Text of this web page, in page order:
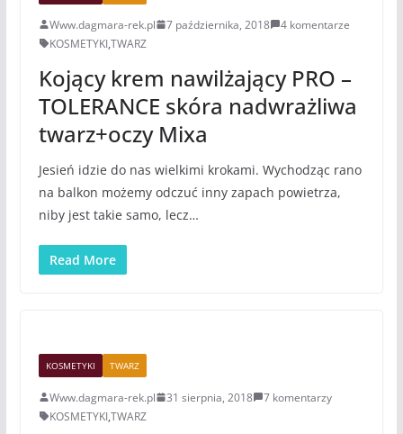
Www.dagmara-rek.pl 7 października, 2018
4 komentarze
KOSMETYKI,TWARZ
Kojący krem nawilżający PRO –
TOLERANCE skóra nadwrażliwa
twarz+oczy Mixa
Jesień idzie do nas wielkimi krokami. Wychodząc rano
na balkon możemy odczuć inny zapach powietrza,
niby jest takie samo, lecz…
Read More
KOSMETYKI TWARZ
Www.dagmara-rek.pl 31 sierpnia, 2018
7 komentarzy
KOSMETYKI,TWARZ